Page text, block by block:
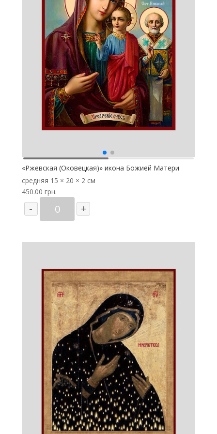
«Ржевская (Оковецкая)» икона Божией Матери
средняя 15 × 20 × 2 см
450.00 грн.
-
Количество
товара
Матери
+